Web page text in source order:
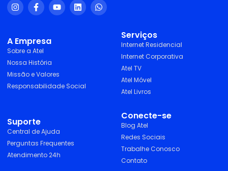
A Empresa
Sobre a Atel
Nossa História
Missão e Valores
Responsabilidade Social
Serviços
Internet Residencial
Internet Corporativa
Atel TV
Atel Móvel
Atel Livros
Suporte
Central de Ajuda
Perguntas Frequentes
Atendimento 24h
Conecte-se
Blog Atel
Redes Sociais
Trabalhe Conosco
Contato